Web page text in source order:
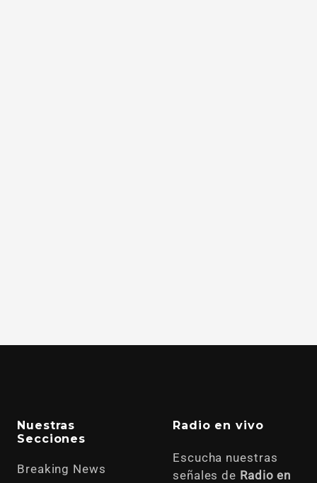
Nuestras
Secciones
Breaking News
Radio en vivo
Escucha nuestras
señales de Radio en